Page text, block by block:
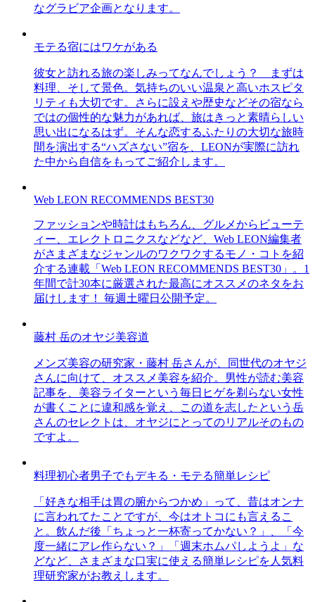
なグラビア企画となります。
モテる宿にはワケがある
彼女と訪れる旅の楽しみってなんでしょう？ まずは
料理、そして景色。気持ちのいい温泉と高いホスピタ
リティも大切です。さらに設えや歴史などその宿なら
ではの個性的な魅力があれば、旅はきっと素晴らしい
思い出になるはず。そんな恋するふたりの大切な旅時
間を演出する“ハズさない”宿を、LEONが実際に訪れ
た中から自信をもってご紹介します。
Web LEON RECOMMENDS BEST30
ファッションや時計はもちろん、グルメからビューテ
ィー、エレクトロニクスなどなど、Web LEON編集者
がさまざまなジャンルのワクワクするモノ・コトを紹
介する連載「Web LEON RECOMMENDS BEST30」。1
年間で計30本に厳選された最高にオススメのネタをお
届けします！ 毎週土曜日公開予定。
藤村 岳のオヤジ美容道
メンズ美容の研究家・藤村 岳さんが、同世代のオヤジ
さんに向けて、オススメ美容を紹介。男性が読む美容
記事を、美容ライターという毎日ヒゲを剃らない女性
が書くことに違和感を覚え、この道を志したという岳
さんのセレクトは、オヤジにとってのリアルそのもの
ですよ。
料理初心者男子でもデキる・モテる簡単レシピ
「好きな相手は胃の腑からつかめ」って、昔はオンナ
に言われてたことですが、今はオトコにも言えるこ
と。飲んだ後「ちょっと一杯寄ってかない？」、「今
度一緒にアレ作らない？」「週末ホムパしようよ」な
どなど、さまざまな口実に使える簡単レシピを人気料
理研究家がお教えします。